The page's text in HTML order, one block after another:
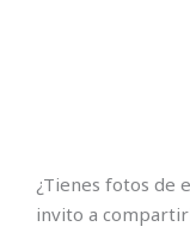
¿Tienes fotos de
invito a